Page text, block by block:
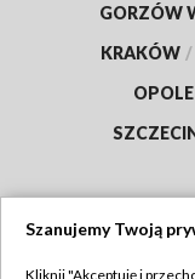
GORZÓW
KRAKÓW /
OPOLE
Szanujemy Twoją
Kliknij "Akceptuję i